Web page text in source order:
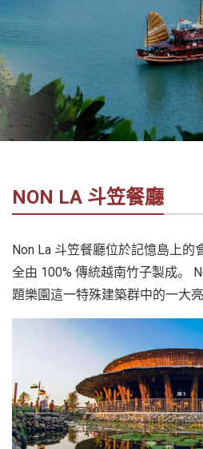
南
接
錫
遊
越
南
最
合
作
夥
伴！
NON LA 斗笠餐廳
Non La 斗笠餐廳位於記憶島上的
全由 100% 傳統越南竹子製成。
題樂園這一特殊建築群中的一大亮